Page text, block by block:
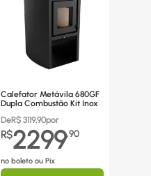
Calefator Metávila 680GF
Dupla Combustão Kit Inox
DeR$ 3119,90por
R$2299,90
no boleto ou Pix